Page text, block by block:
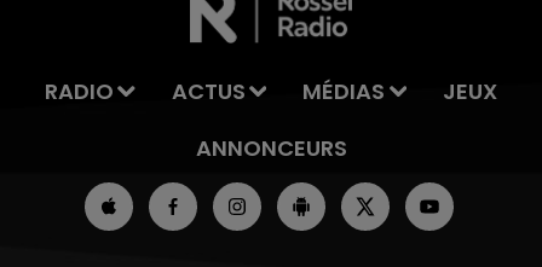
RADIO ACTUS MÉDIAS
JEUX
ANNONCEURS